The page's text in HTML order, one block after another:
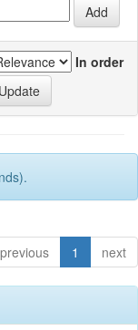
In order
previous 1 next